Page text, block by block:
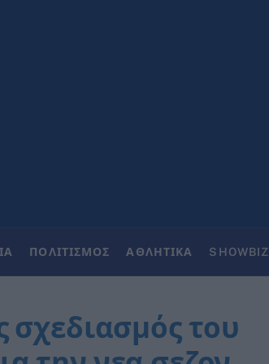
ΠΟΛΙΤΙΣΜΟΣ ΑΘΛΗΤΙΚΑ SHOWBIZ
σχεδιασμός του